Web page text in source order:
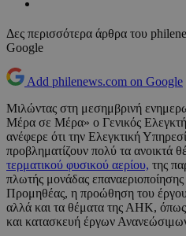
Δες περισσότερα άρθρα του
Google
Add philenews.com on Google
Μιλώντας στη μεσημβρινή
Μέρα σε Μέρα» ο Γενικός
ανέφερε ότι την Ελεγκτική
προβληματίζουν πολύ τα ανοικτά
τερματικού φυσικού αερίου, της
πλωτής μονάδας
Προμηθέας, η προώθηση του έργου
αλλά και τα θέματα της ΑΗΚ,
και κατασκευή έργων